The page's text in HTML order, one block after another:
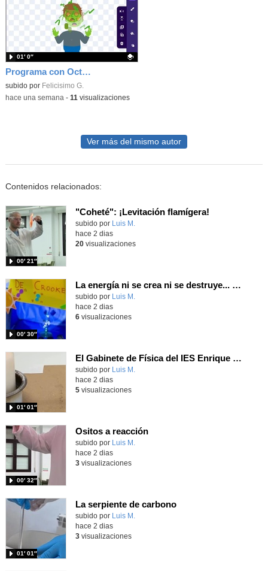
Programa con OctoStudio, un juego homenajeando al House of the dead con Zombies
Contenido educativo.
subido por Felicisimo G.
01′ 0″
-hace una semana - 11 visualizaciones
Ver más del mismo autor
Contenidos relacionados:
"Coheté": ¡Levitación flamígera!
Contenido educativo.
subido por Luis M.
00′ 21″
hace 2 dias
20visualizaciones
La energía ni se crea ni se destruye... ¡se experimenta! El Tierno en la Feria Madrid es Ciencia 2026
Contenido educativo.
subido por Luis M.
00′ 30″
hace 2 dias
6visualizaciones
El Gabinete de Física del IES Enrique Tierno Galván de Parla (Curso 25-26)
Contenido educativo.
subido por Luis M.
01′ 01″
hace 2 dias
5visualizaciones
Ositos a reacción
Contenido educativo.
subido por Luis M.
00′ 32″
hace 2 dias
3visualizaciones
La serpiente de carbono
Contenido educativo.
subido por Luis M.
01′ 01″
hace 2 dias
3visualizaciones